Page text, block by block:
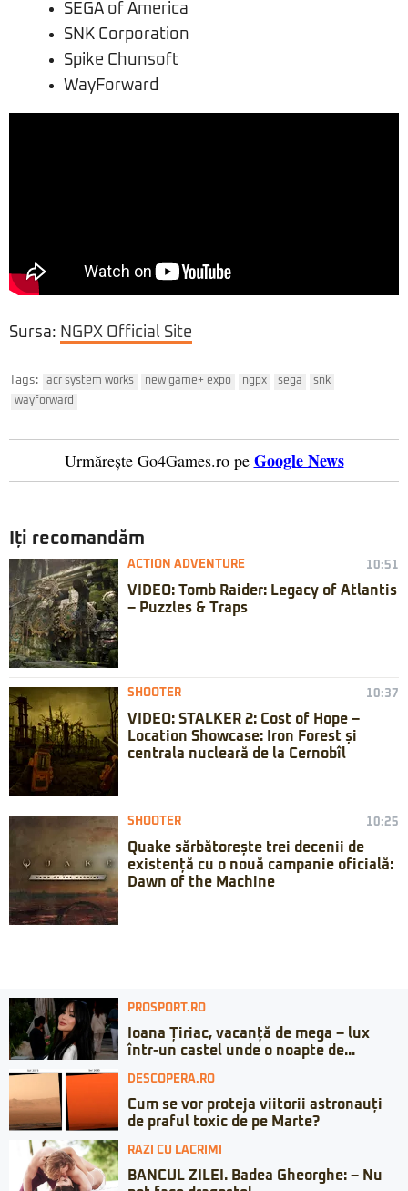
SEGA of America
SNK Corporation
Spike Chunsoft
WayForward
Sursa: NGPX Official Site
Tags: acr system works new game+ expo ngpx sega
snk
wayforward
Urmărește Go4Games.ro pe Google News
Iți recomandăm
ACTION ADVENTURE 10:51
VIDEO: Tomb Raider: Legacy of Atlantis
– Puzzles & Traps
SHOOTER 10:37
VIDEO: STALKER 2: Cost of Hope –
Location Showcase: Iron Forest și
centrala nucleară de la Cernobîl
SHOOTER 10:25
Quake sărbătorește trei decenii de
existență cu o nouă campanie oficială:
Dawn of the Machine
PROSPORT.RO
Ioana Țiriac, vacanță de mega – lux
într-un castel unde o noapte de...
DESCOPERA.RO
Cum se vor proteja viitorii astronauți
de praful toxic de pe Marte?
RAZI CU LACRIMI
BANCUL ZILEI. Badea Gheorghe: – Nu